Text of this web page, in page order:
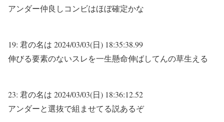
アンダー仲良しコンビはほぼ確定かな
19: 君の名は 2024/03/03(日) 18:35:38.99
伸びる要素のないスレを一生懸命伸ばしてんの草生える
23: 君の名は 2024/03/03(日) 18:36:12.52
アンダーと選抜で組ませてる説あるぞ